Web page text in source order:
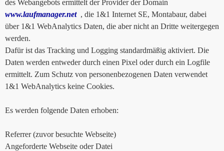
des Webangebots ermittelt der Provider der Domain
www.laufmanager.net, die 1&1 Internet SE, Montabaur, dabei
über 1&1 WebAnalytics Daten, die aber nicht an Dritte weitergegen
werden.
Dafür ist das Tracking und Logging standardmäßig aktiviert. Die
Daten werden entweder durch einen Pixel oder durch ein Logfile
ermittelt. Zum Schutz von personenbezogenen Daten verwendet
1&1 WebAnalytics keine Cookies.
Es werden folgende Daten erhoben:
Referrer (zuvor besuchte Webseite)
Angeforderte Webseite oder Datei